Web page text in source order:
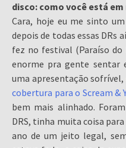
disco: como você está
Cara, hoje eu me sinto
depois de todas essas DRs
fez no festival (Paraíso
enorme pra gente sentar
uma apresentação sofrível,
cobertura para o Scream &
bem mais alinhado.
DRS, tinha muita coisa
ano de um jeito legal,